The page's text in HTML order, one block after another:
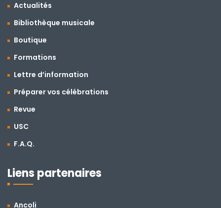
Actualités
Bibliothèque musicale
Boutique
Formations
Lettre d’information
Préparer vos célébrations
Revue
USC
F.A.Q.
Liens partenaires
Ancoli